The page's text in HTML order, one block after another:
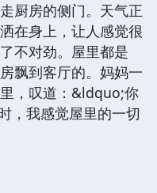
厨房的侧门。天气正
在身上，让人感觉很
不对劲。屋里都是
飘到客厅的。妈妈一
，叹道：&ldquo;你
，我感觉屋里的一切